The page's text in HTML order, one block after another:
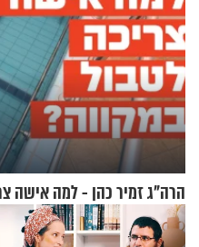
הרה"ג זמיר כהן - למה אישה